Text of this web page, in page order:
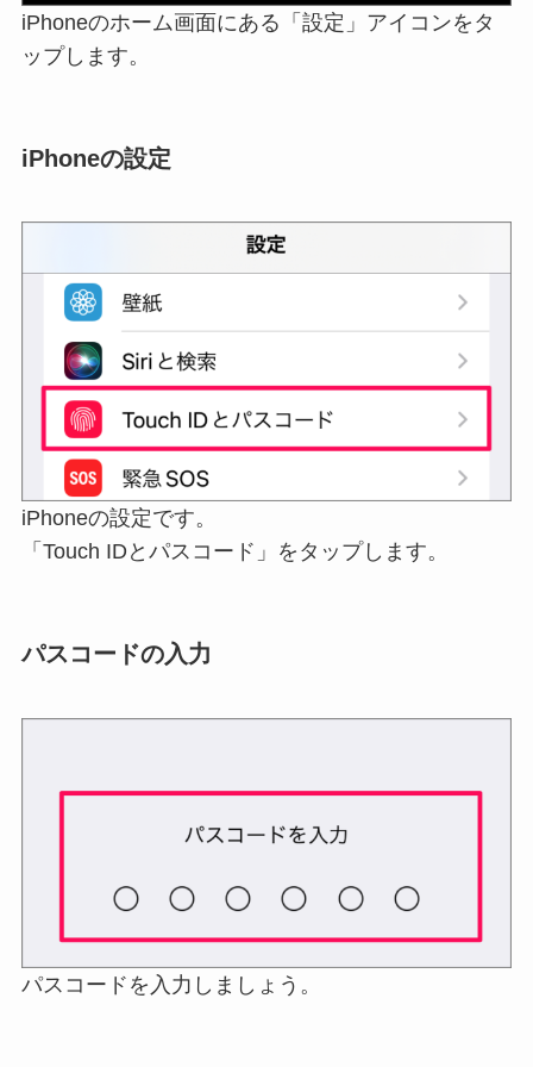
iPhoneのホーム画面にある「設定」アイコンをタ
ップします。
iPhoneの設定
iPhoneの設定です。
「Touch IDとパスコード」をタップします。
パスコードの入力
パスコードを入力しましょう。